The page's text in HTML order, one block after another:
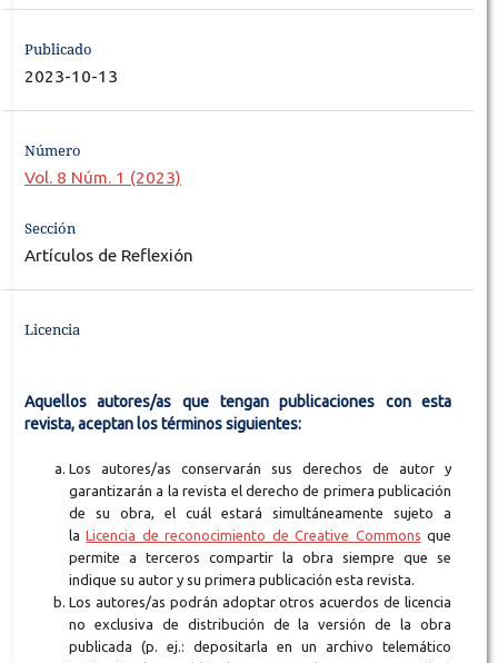
Publicado
2023-10-13
Número
Vol. 8 Núm. 1 (2023)
Sección
Artículos de Reflexión
Licencia
Aquellos autores/as que tengan publicaciones con esta
revista, aceptan los términos siguientes:
Los autores/as conservarán sus derechos de autor y
garantizarán a la revista el derecho de primera publicación
de su obra, el cuál estará simultáneamente sujeto a
laLicencia de reconocimiento de Creative Commons que
permite a terceros compartir la obra siempre que se
indique su autor y su primera publicación esta revista.
Los autores/as podrán adoptar otros acuerdos de licencia
no exclusiva de distribución de la versión de la obra
publicada (p. ej.: depositarla en un archivo telemático